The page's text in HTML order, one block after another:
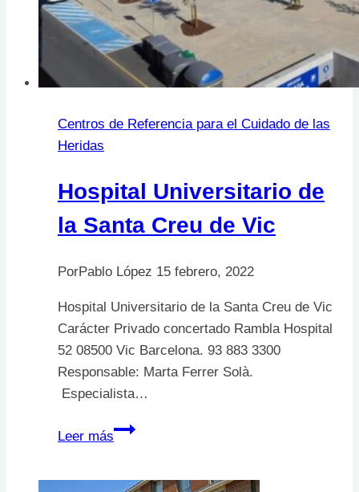
Centros de Referencia para el Cuidado de las
Heridas
Hospital Universitario de
la Santa Creu de Vic
PorPablo López 15 febrero, 2022
Hospital Universitario de la Santa Creu de Vic
Carácter Privado concertado Rambla Hospital
52 08500 Vic Barcelona. 93 883 3300
Responsable: Marta Ferrer Solà.
Especialista…
Leer más
Hospital